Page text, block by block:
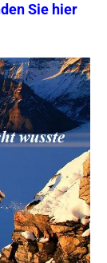
Sie hier